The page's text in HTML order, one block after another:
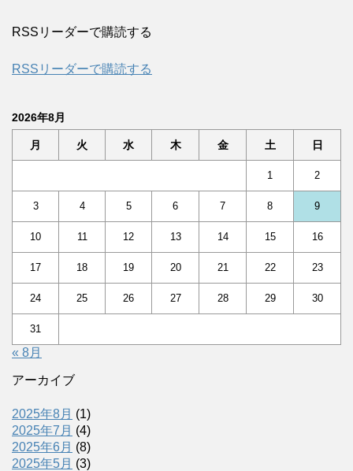
RSSリーダーで購読する
RSSリーダーで購読する
2026年8月
月 火 水 木 金 土 日
1 2
3 4 5 6 7 8 9
10 11 12 13 14 15 16
17 18 19 20 21 22 23
24 25 26 27 28 29 30
31
« 8月
アーカイブ
2025年8月 (1)
2025年7月 (4)
2025年6月 (8)
2025年5月 (3)